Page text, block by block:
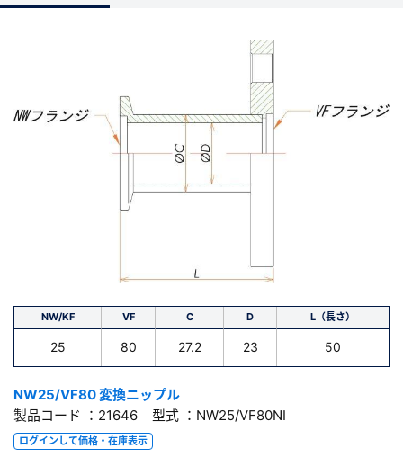
NW/KF VF C D L（長さ）
25 80 27.2 23 50
NW25/VF80 変換ニップル
製品コード ：21646 型式 ：NW25/VF80NI
ログインして価格・在庫表示